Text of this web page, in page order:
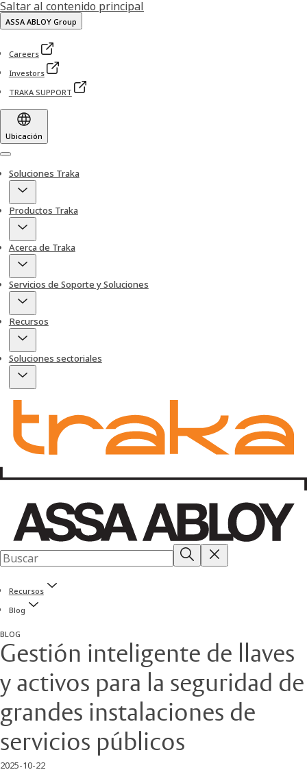
Saltar al contenido principal
ASSA ABLOY Group
Careers
Investors
TRAKA SUPPORT
Ubicación
Menu
Soluciones Traka
Productos Traka
Acerca de Traka
Servicios de Soporte y Soluciones
Recursos
Soluciones sectoriales
Recursos
Blog
BLOG
Gestión inteligente de llaves
y activos para la seguridad de
grandes instalaciones de
servicios públicos
2025-10-22